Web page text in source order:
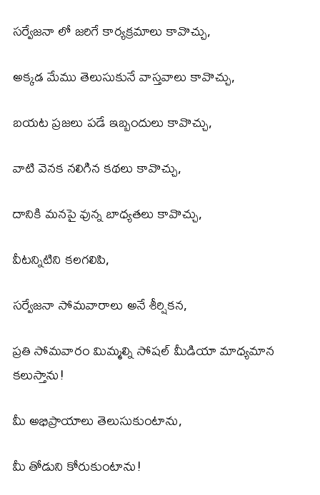
సర్వేజనా లో జరిగే కార్యక్రమాలు కావొచ్చు,
అక్కడ మేము తెలుసుకునే వాస్తవాలు కావొచ్చు,
బయట ప్రజలు పడే ఇబ్బందులు కావొచ్చు,
వాటి వెనక నలిగిన కథలు కావొచ్చు,
దానికి మనపై వున్న బాధ్యతలు కావొచ్చు,
వీటన్నిటిని కలగలిపి,
సర్వేజనా సోమవారాలు అనే శీర్షికన,
ప్రతి సోమవారం మిమ్మల్ని సోషల్ మీడియా మాధ్యమాన
కలుస్తాను!
మీ అభిప్రాయాలు తెలుసుకుంటాను,
మీ తోడుని కోరుకుంటాను!